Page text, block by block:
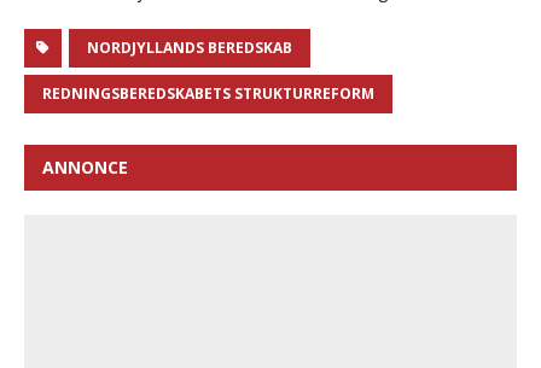
NORDJYLLANDS BEREDSKAB
REDNINGSBEREDSKABETS STRUKTURREFORM
ANNONCE